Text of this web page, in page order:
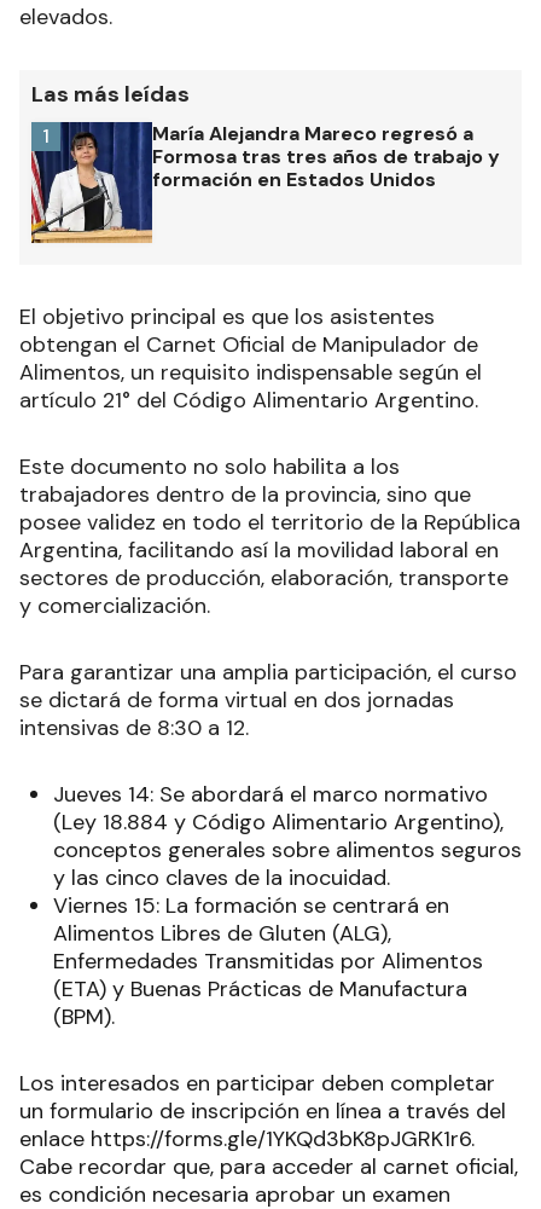
elevados.
Las más leídas
María Alejandra Mareco regresó a
Formosa tras tres años de trabajo y
formación en Estados Unidos
1
El objetivo principal es que los asistentes
obtengan el Carnet Oficial de Manipulador de
Alimentos, un requisito indispensable según el
artículo 21° del Código Alimentario Argentino.
Este documento no solo habilita a los
trabajadores dentro de la provincia, sino que
posee validez en todo el territorio de la República
Argentina, facilitando así la movilidad laboral en
sectores de producción, elaboración, transporte
y comercialización.
Para garantizar una amplia participación, el curso
se dictará de forma virtual en dos jornadas
intensivas de 8:30 a 12.
Jueves 14: Se abordará el marco normativo
(Ley 18.884 y Código Alimentario Argentino),
conceptos generales sobre alimentos seguros
y las cinco claves de la inocuidad.
Viernes 15: La formación se centrará en
Alimentos Libres de Gluten (ALG),
Enfermedades Transmitidas por Alimentos
(ETA) y Buenas Prácticas de Manufactura
(BPM).
Los interesados en participar deben completar
un formulario de inscripción en línea a través del
enlace https://forms.gle/1YKQd3bK8pJGRK1r6.
Cabe recordar que, para acceder al carnet oficial,
es condición necesaria aprobar un examen